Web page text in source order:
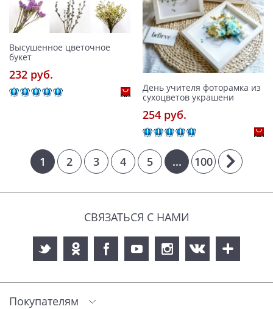
Высушенное цветочное
букет
232 pуб.
День учителя фоторамка из
сухоцветов украшени
254 pуб.
1 2 3 4 5 ... 100
СВЯЗАТЬСЯ С НАМИ
Покупателям